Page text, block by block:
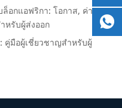
อกแอฟริกา: โอกาส, ค่า
หรับผู้ส่งออก
คู่มือผู้เชี่ยวชาญสำหรับผู้